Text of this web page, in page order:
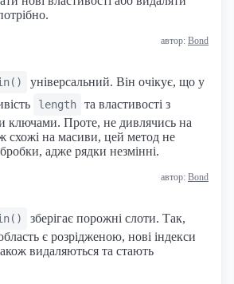
автор: Bond
універсальний. Він очікує, що у
length
та властивості з
ключами. Проте, не дивлячись на
схожі на масиви, цей метод не
адже рядки незмінні.
автор: Bond
зберігає порожні слоти. Так,
є розрідженою, нові індекси
видаляються та стають